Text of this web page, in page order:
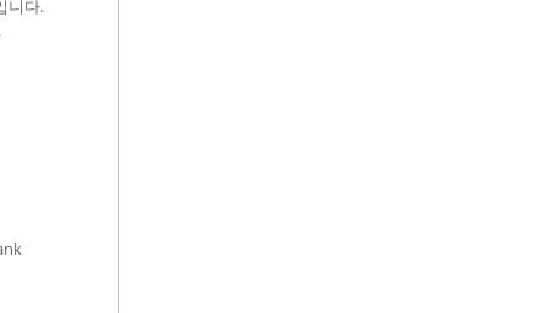
니다.